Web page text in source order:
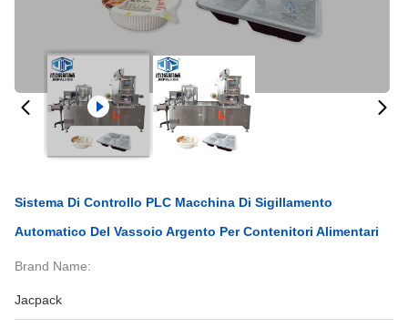
Sistema Di Controllo PLC Macchina Di Sigillamento
Automatico Del Vassoio Argento Per Contenitori Alimentari
Brand Name:
Jacpack